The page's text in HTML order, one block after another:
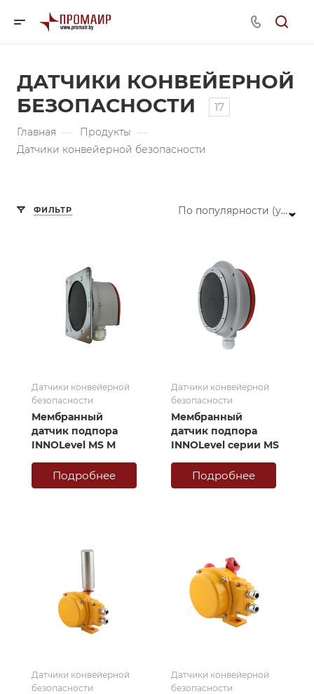
ДАТЧИКИ КОНВЕЙЕРНОЙ
БЕЗОПАСНОСТИ
17
Главная — Продукты —
Датчики конвейерной безопасности
ФИЛЬТР По популярности (убывание)
Датчики конвейерной
безопасности
Мембранный
датчик подпора
INNOLevel MS M
Подробнее
Датчики конвейерной
безопасности
Мембранный
датчик подпора
INNOLevel серии MS
Подробнее
Датчики конвейерной
безопасности
Датчики конвейерной
безопасности